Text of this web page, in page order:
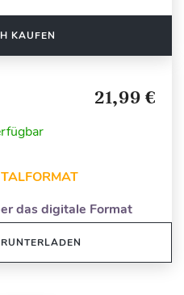
KAUFEN
21,99 €
das digitale Format